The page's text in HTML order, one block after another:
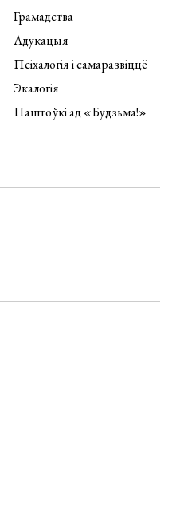
Грамадства
Адукацыя
Псіхалогія і самаразвіццё
Экалогія
Паштоўкі ад «Будзьма!»